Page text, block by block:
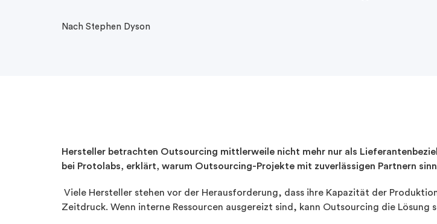
Nach Stephen Dyson
Hersteller betrachten Outsourcing mittlerweile nicht mehr nur als
bei Protolabs, erklärt, warum Outsourcing-Projekte mit zuverlässigen Partnern
Viele Hersteller stehen vor der Herausforderung, dass ihre Kapazität der
Zeitdruck. Wenn interne Ressourcen ausgereizt sind, kann Outsourcing die Lösung